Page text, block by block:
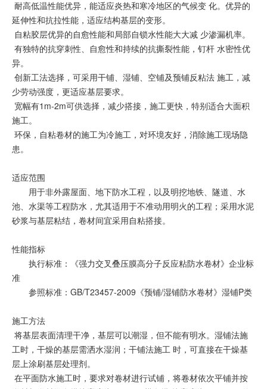
耐高低温性能优异，能适应炎热和寒冷地区的气候变 化。优异的
延伸性和抗拉性能，适应结构基层的变形。
自粘胶层优异的自愈性能和局部自锁水性能大大减 少渗漏机率。
有独特的抗穿刺性、自愈性和持续的抗撕裂性能，钉杆 水密性优
异。
创新工法选择，可采用干铺、湿铺、空铺及预铺反粘法 施工，减
少劳动强度，更适应基层要求。
宽幅有1m-2m可供选择，减少搭接，施工更快，特别适合大面积
施工。
环保，自粘卷材的施工为冷施工，对环境友好，消除施工现场隐
患。
适应范围
用于非外露屋面、地下防水工程，以及明挖地铁、隧道、水
池、水渠等工程防水，尤其适用于不准动用明火的工程；采用水泥
砂浆与基层粘结，卷材间宜采用自粘搭接。
性能指标
执行标准：《强力交叉叠压膜高分子反应粘防水卷材》企业标
准
参照标准：GB/T23457-2009《预铺/湿铺防水卷材》湿铺P类
施工方法
将基层表面清理干净，基层可以潮湿，但不能有明水。湿铺法施
工时，干燥的基层需洒水湿润；干铺法施工 时，可直接在干燥基
层上涂刷基层处理剂。
在平面防水施工时，要求对卷材进行试铺，将卷材依次平铺并按